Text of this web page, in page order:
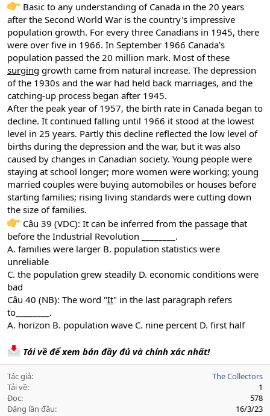
Basic to any understanding of Canada in the 20 years
after the Second World War is the country's impressive
population growth. For every three Canadians in 1945, there
were over five in 1966. In September 1966 Canada's
population passed the 20 million mark. Most of these
surging growth came from natural increase. The depression
of the 1930s and the war had held back marriages, and the
catching-up process began after 1945.
After the peak year of 1957, the birth rate in Canada began to
decline. It continued falling until 1966 it stood at the lowest
level in 25 years. Partly this decline reflected the low level of
births during the depression and the war, but it was also
caused by changes in Canadian society. Young people were
staying at school longer; more women were working; young
married couples were buying automobiles or houses before
starting families; rising living standards were cutting down
the size of families.
Câu 39 (VDC): It can be inferred from the passage that
before the Industrial Revolution ________.
A. families were larger B. population statistics were
unreliable
C. the population grew steadily D. economic conditions were
bad
Câu 40 (NB): The word "It" in the last paragraph refers
to________.
A. horizon B. population wave C. nine percent D. first half
Tải về để xem bản đầy đủ và chính xác nhất!
Tác giả
The Collectors
Tải về
1
Đọc
578
Đăng lần đầu
16/3/23